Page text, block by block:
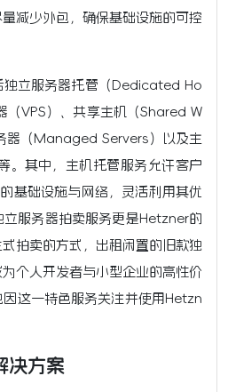
减少外包，确保基础设施的可控
独立服务器托管（Dedicated Ho
（VPS）、共享主机（Shared W
器（Managed Servers）以及主
。其中，主机托管服务允许客户
基础设施与网络，灵活利用其优
立服务器拍卖服务更是Hetzner的
拍卖的方式，出租闲置的旧款独
个人开发者与小型企业的高性价
因这一特色服务关注并使用Hetzn
决方案